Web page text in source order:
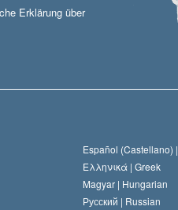
Erklärung über
Español (Castellano) |
Ελληνικά | Greek
Magyar | Hungarian
Русский | Russian